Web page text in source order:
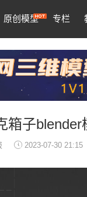
原创模型 专栏
箱子blender
2023-07-30 21:15